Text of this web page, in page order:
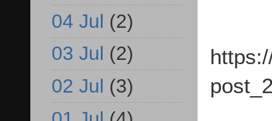
04 Jul (2)
03 Jul (2)
02 Jul (3)